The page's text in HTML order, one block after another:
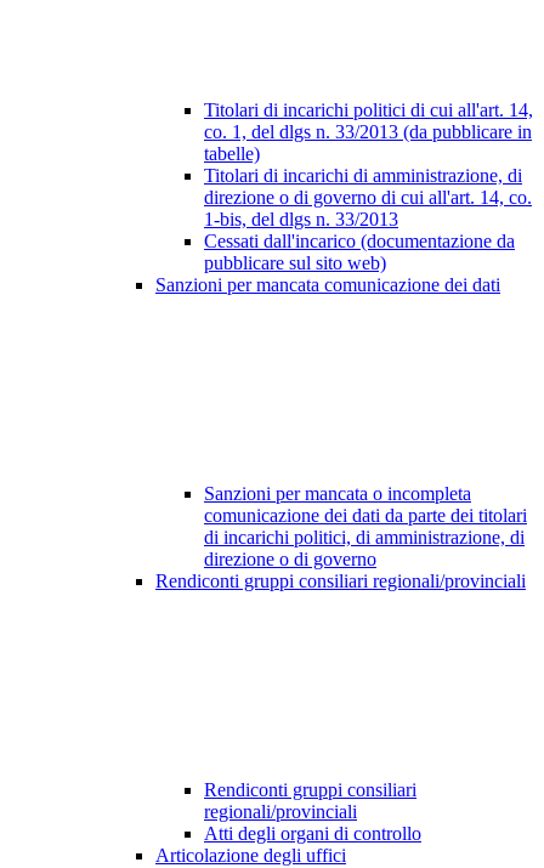
Titolari di incarichi politici di cui all'art. 14,
co. 1, del dlgs n. 33/2013 (da pubblicare in
tabelle)
Titolari di incarichi di amministrazione, di
direzione o di governo di cui all'art. 14, co.
1-bis, del dlgs n. 33/2013
Cessati dall'incarico (documentazione da
pubblicare sul sito web)
Sanzioni per mancata comunicazione dei dati
Sanzioni per mancata o incompleta
comunicazione dei dati da parte dei titolari
di incarichi politici, di amministrazione, di
direzione o di governo
Rendiconti gruppi consiliari regionali/provinciali
Rendiconti gruppi consiliari
regionali/provinciali
Atti degli organi di controllo
Articolazione degli uffici